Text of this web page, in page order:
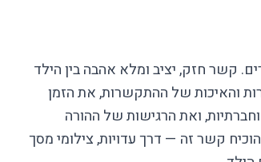
קשר חזק, יציב ומלא אהבה בין הילד
והאיכות של ההתקשרות, את הזמן
ואת הרגישות של ההורה
קשר זה — דרך עדויות, צילומי מסך